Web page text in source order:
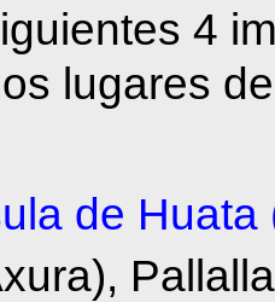
4
lugares
de Huata